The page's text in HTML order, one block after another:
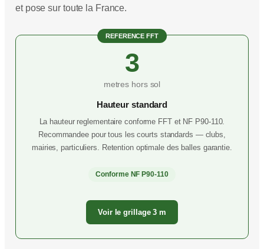
et pose sur toute la France.
REFERENCE FFT
3
metres hors sol
Hauteur standard
La hauteur reglementaire conforme FFT et NF P90-110.
Recommandee pour tous les courts standards — clubs,
mairies, particuliers. Retention optimale des balles garantie.
Conforme NF P90-110
Voir le grillage 3 m